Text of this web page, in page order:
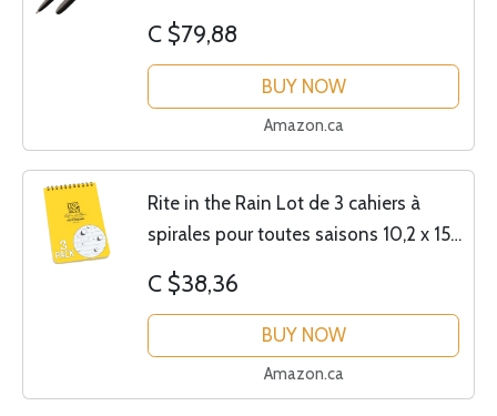
C $79,88
BUY NOW
Amazon.ca
Rite in the Rain Lot de 3 cahiers à
spirales pour toutes saisons 10,2 x 15,2
cm, couverture jaune, motif universel
C $38,36
BUY NOW
Amazon.ca